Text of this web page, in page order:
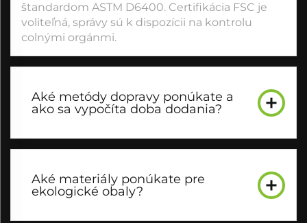
štandardom ASTM D6400. Certifikácia FSC je
voliteľná, správy sú k dispozícii na kontrolu
colnými orgánmi.
Aké metódy dopravy ponúkate a
ako sa vypočíta doba dodania?
Aké materiály ponúkate pre
ekologické obaly?